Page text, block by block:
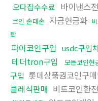
오다집수수료 바이낸스
코인 손대손 자금현금화
탁
파이코인구입 usdc구입처
테더tron구입 모든코인현
구입 롯데상품권코인구
클레식판매 비트코인환전